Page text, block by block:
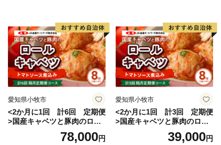
下記のURLよりオンラインによる申請が可能です
■自治体マイページ https://mypg.jp
※「オンライン申請」には、マイナンバーカードと「マ
イナポータルアプリ」、アプリが利用できる端末が必要
です
■マイナポータルアプリ
myna.go.jp/SCK0101_03_001/SCK0101_03_001_Init.form
◆ご確認ください◆
愛知県小牧市
<2か月に1回 計6回 定期便
>国産キャベツと豚肉のロー
ルキャベツ（4P入り）
78,000円
愛知県小牧市
<2か月に1回 計3回 定期便
>国産キャベツと豚肉のロー
ルキャベツ（4P入り）
39,000円